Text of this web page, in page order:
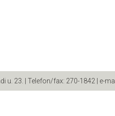
u. 23. | Telefon/fax: 270-1842 | e-